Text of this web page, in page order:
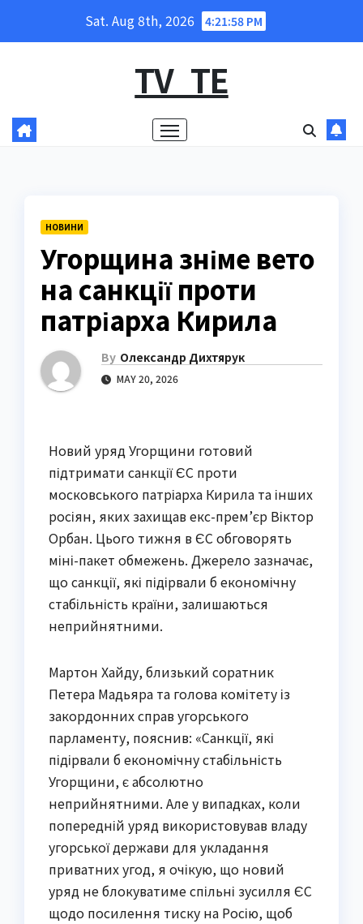
Sat. Aug 8th, 2026 4:21:59 PM
TV_TE
НОВИНИ
Угорщина зніме вето
на санкції проти
патріарха Кирила
By Олександр Дихтярук
MAY 20, 2026
Новий уряд Угорщини готовий
підтримати санкції ЄС проти
московського патріарха Кирила та інших
росіян, яких захищав екс-прем’єр Віктор
Орбан. Цього тижня в ЄС обговорять
міні-пакет обмежень. Джерело зазначає,
що санкції, які підірвали б економічну
стабільність країни, залишаються
неприйнятними.
Мартон Хайду, близький соратник
Петера Мадьяра та голова комітету із
закордонних справ угорського
парламенту, пояснив: «Санкції, які
підірвали б економічну стабільність
Угорщини, є абсолютно
неприйнятними. Але у випадках, коли
попередній уряд використовував владу
угорської держави для укладання
приватних угод, я очікую, що новий
уряд не блокуватиме спільні зусилля ЄС
щодо посилення тиску на Росію, щоб